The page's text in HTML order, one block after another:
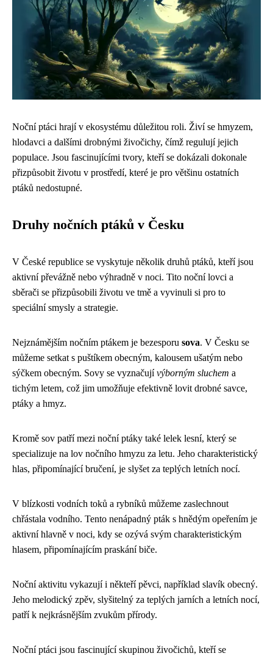
Noční ptáci hrají v ekosystému důležitou roli. Živí se hmyzem,
hlodavci a dalšími drobnými živočichy, čímž regulují jejich
populace. Jsou fascinujícími tvory, kteří se dokázali dokonale
přizpůsobit životu v prostředí, které je pro většinu ostatních
ptáků nedostupné.
Druhy nočních ptáků v Česku
V České republice se vyskytuje několik druhů ptáků, kteří jsou
aktivní převážně nebo výhradně v noci. Tito noční lovci a
sběrači se přizpůsobili životu ve tmě a vyvinuli si pro to
speciální smysly a strategie.
Nejznámějším nočním ptákem je bezesporu sova. V Česku se
můžeme setkat s puštíkem obecným, kalousem ušatým nebo
sýčkem obecným. Sovy se vyznačujívýborným sluchem a
tichým letem, což jim umožňuje efektivně lovit drobné savce,
ptáky a hmyz.
Kromě sov patří mezi noční ptáky také lelek lesní, který se
specializuje na lov nočního hmyzu za letu. Jeho charakteristický
hlas, připomínající bručení, je slyšet za teplých letních nocí.
V blízkosti vodních toků a rybníků můžeme zaslechnout
chřástala vodního. Tento nenápadný pták s hnědým opeřením je
aktivní hlavně v noci, kdy se ozývá svým charakteristickým
hlasem, připomínajícím praskání biče.
Noční aktivitu vykazují i někteří pěvci, například slavík obecný.
Jeho melodický zpěv, slyšitelný za teplých jarních a letních nocí,
patří k nejkrásnějším zvukům přírody.
Noční ptáci jsou fascinující skupinou živočichů, kteří se